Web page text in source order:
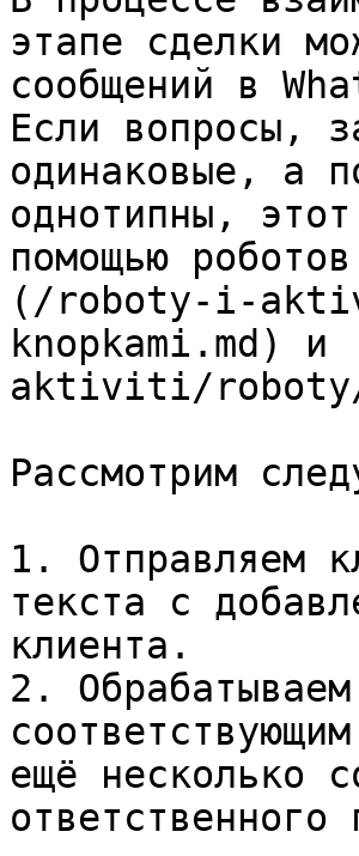
этапе сделки
сообщений в
Если вопросы,
одинаковые, а
однотипны,
помощью
(/roboty-i-
knopkami.md)
aktiviti/roboty/
Рассмотрим
1. Отправляем
текста с
клиента.
2.
ещё несколько